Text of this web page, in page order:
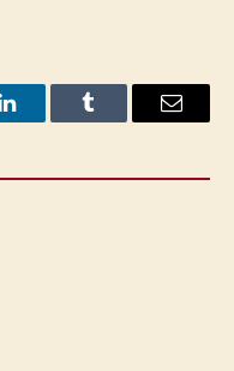
LinkedInTumblr Email